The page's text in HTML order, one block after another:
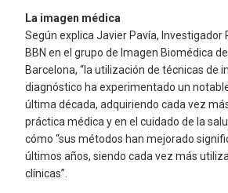
La imagen médica
Según explica Javier Pavía, Investigador
BBN en el grupo de Imagen Biomédica
Barcelona, “la utilización de técnicas de
diagnóstico ha experimentado un
última década, adquiriendo cada vez
práctica médica y en el cuidado de la
cómo “sus métodos han mejorado
últimos años, siendo cada vez más
clínicas”.